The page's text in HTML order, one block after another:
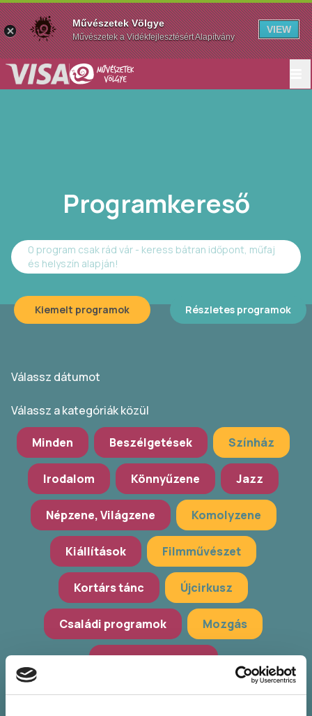
Programkereső
0 program csak rád vár - keress bátran időpont, műfaj
és helyszín alapján!
Kiemelt programok Részletes programok
Válassz dátumot
Válassz a kategóriák közül
Minden Beszélgetések Színház
Irodalom Könnyűzene Jazz
Népzene, Világzene Komolyzene
Kiállítások Filmművészet
Kortárs tánc Újcirkusz
Családi programok Mozgás
Hagyományőrzés
Workshop, előadások Zöld programok
Művészetek Völgye
Művészetek a Vidékfejlesztésért Alapítvány
VIEW